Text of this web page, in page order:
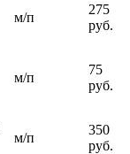
м/п
275
руб.
м/п
75
руб.
м/п
350
руб.